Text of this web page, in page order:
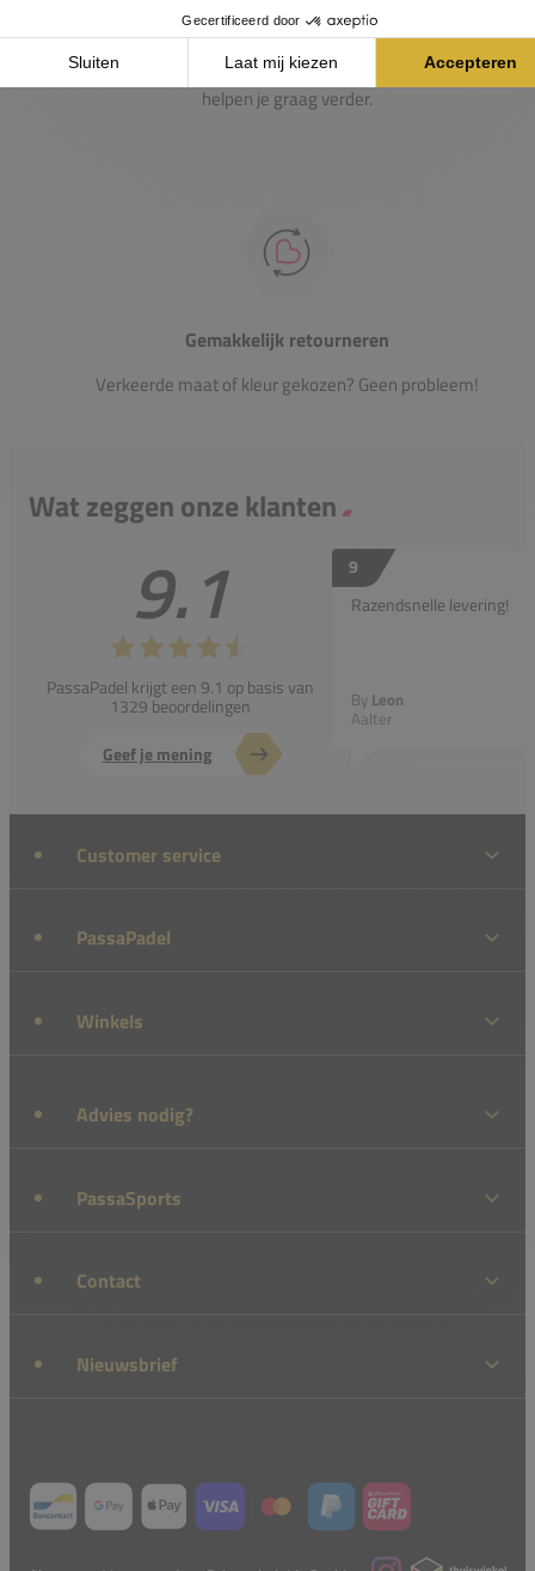
Passie voor de sport
Heb je vragen over onze producten? Onze specialisten
helpen je graag verder.
Gemakkelijk retourneren
Verkeerde maat of kleur gekozen? Geen probleem!
Wat zeggen onze klanten
9.1
PassaPadel krijgt een 9.1 op basis van
1329 beoordelingen
Geef je mening
9
Razendsnelle levering!
By Leon
Aalter
Customer service
PassaPadel
Winkels
Advies nodig?
PassaSports
Contact
Nieuwsbrief